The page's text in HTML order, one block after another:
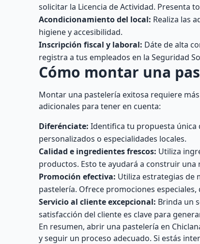
solicitar la Licencia de Actividad. Presenta
Acondicionamiento del local: Realiza las
higiene y accesibilidad.
Inscripción fiscal y laboral: Dáte de alta
registra a tus empleados en la Seguridad
Cómo montar una
Montar una pastelería exitosa requiere
adicionales para tener en cuenta:
Diferénciate: Identifica tu propuesta única
personalizados o especialidades locales.
Calidad e ingredientes frescos: Utiliza
productos. Esto te ayudará a construir
Promoción efectiva: Utiliza estrategias de
pastelería. Ofrece promociones
Servicio al cliente excepcional: Brinda un
satisfacción del cliente es clave para
En resumen, abrir una pastelería en
y seguir un proceso adecuado. Si estás